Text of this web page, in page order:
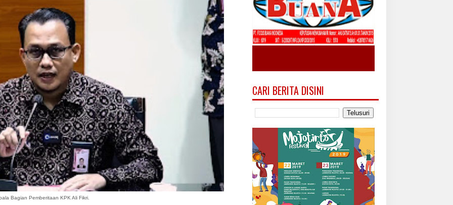
Bagian Pemberitaan KPK Ali Fikri.
CARI BERITA DISINI